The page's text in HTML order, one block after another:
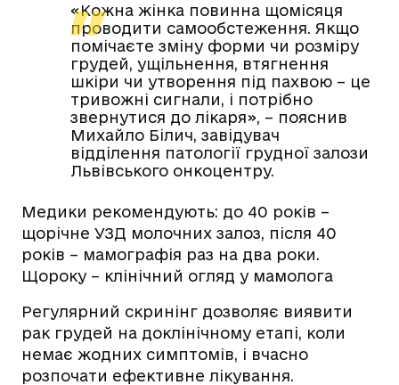
«Кожна жінка повинна щомісяця
проводити самообстеження. Якщо
помічаєте зміну форми чи розміру
грудей, ущільнення, втягнення
шкіри чи утворення під пахвою – це
тривожні сигнали, і потрібно
звернутися до лікаря», – пояснив
Михайло Білич, завідувач
відділення патології грудної залози
Львівського онкоцентру.
Медики рекомендують: до 40 років –
щорічне УЗД молочних залоз, після 40
років – мамографія раз на два роки.
Щороку – клінічний огляд у мамолога
Регулярний скринінг дозволяє виявити
рак грудей на доклінічному етапі, коли
немає жодних симптомів, і вчасно
розпочати ефективне лікування.